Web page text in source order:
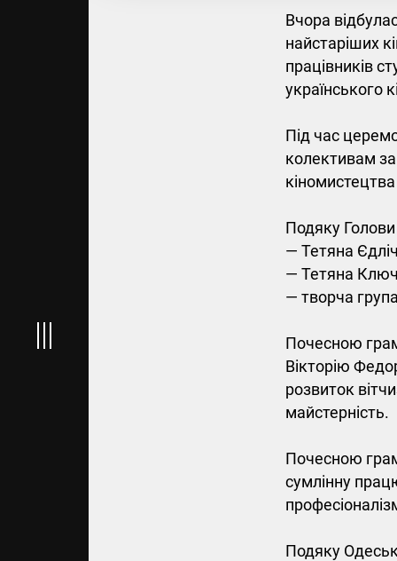
Вчора
найстаріших
працівників
українського
Під час
колективам за
кіномистецтва
Подяку
— Тетяна
— Тетяна
— творча
Почесною
Вікторію
розвиток
майстерність.
Почесною
сумлінну
Подяку